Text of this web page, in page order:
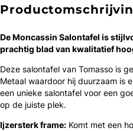
De Moncassin Salontafel is
prachtig blad van kwalitatief
Deze salontafel van Tomasso is
Metaal waardoor hij duurzaam is
een unieke salontafel voor een
op de juiste plek.
Ijzersterk frame: Komt met een